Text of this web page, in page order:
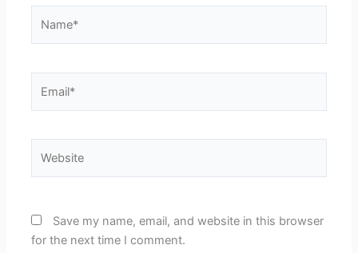
Save my name, email, and website in this browser
for the next time I comment.